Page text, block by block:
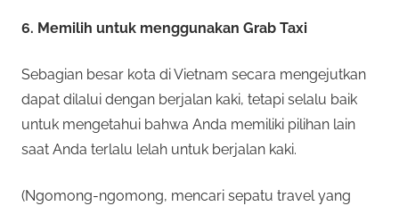
6. Memilih untuk menggunakan Grab Taxi
Sebagian besar kota di Vietnam secara mengejutkan
dapat dilalui dengan berjalan kaki, tetapi selalu baik
untuk mengetahui bahwa Anda memiliki pilihan lain
saat Anda terlalu lelah untuk berjalan kaki.
(Ngomong-ngomong, mencari sepatu travel yang